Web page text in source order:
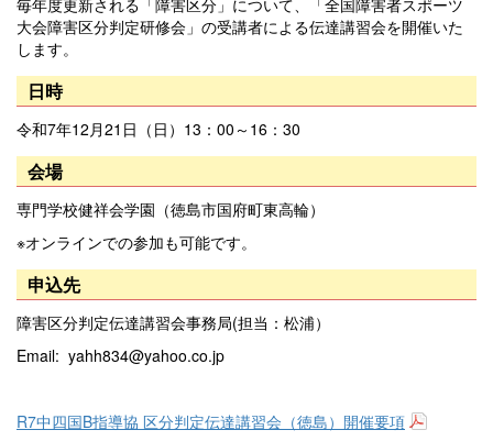
大会障害区分判定研修会」の受講者による伝達講習会を開催いた
します。
日時
令和7年12月21日（日）13：00～16：30
会場
専門学校健祥会学園（徳島市国府町東高輪）
※オンラインでの参加も可能です。
申込先
障害区分判定伝達講習会事務局(担当：松浦）
Email: yahh834@yahoo.co.jp
R7中四国B指導協 区分判定伝達講習会（徳島）開催要項